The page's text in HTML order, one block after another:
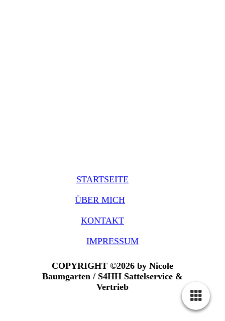
STARTSEITE
ÜBER MICH
KONTAKT
IMPRESSUM
COPYRIGHT ©2026 by Nicole
Baumgarten / S4HH Sattelservice &
Vertrieb